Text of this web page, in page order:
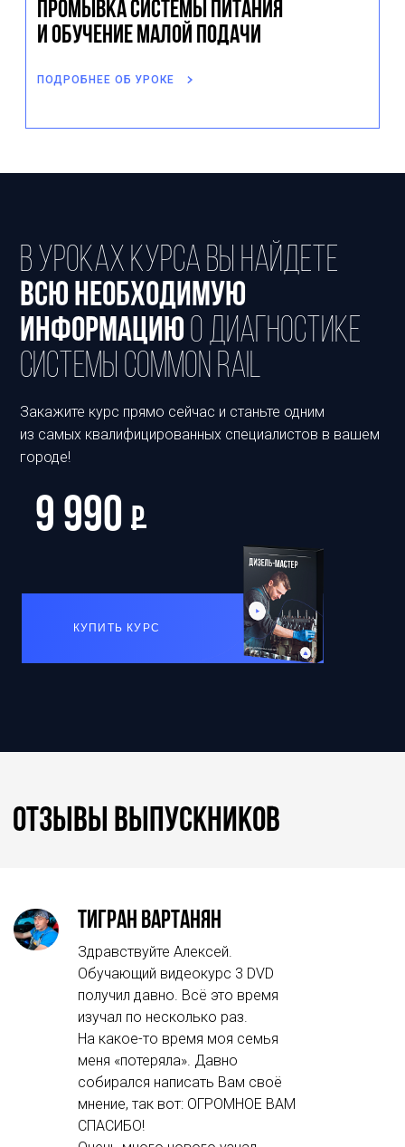
Промывка системы питания
и обучение малой подачи
ПОДРОБНЕЕ ОБ УРОКЕ
В уроках курса вы найдете
всю необходимую
информацию о диагностике
системы Common Rail
Закажите курс прямо сейчас и станьте одним
из самых квалифицированных специалистов в вашем
городе!
9 990 Р
КУПИТЬ КУРС
Отзывы выпускников
Тигран Вартанян
Здравствуйте Алексей.
Обучающий видеокурс 3 DVD
получил давно. Всё это время
изучал по несколько раз.
На какое-то время моя семья
меня «потеряла». Давно
собирался написать Вам своё
мнение, так вот: ОГРОМНОЕ ВАМ
СПАСИБО!